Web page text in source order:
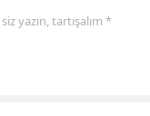
Tunceli
yazın, tartışalım *